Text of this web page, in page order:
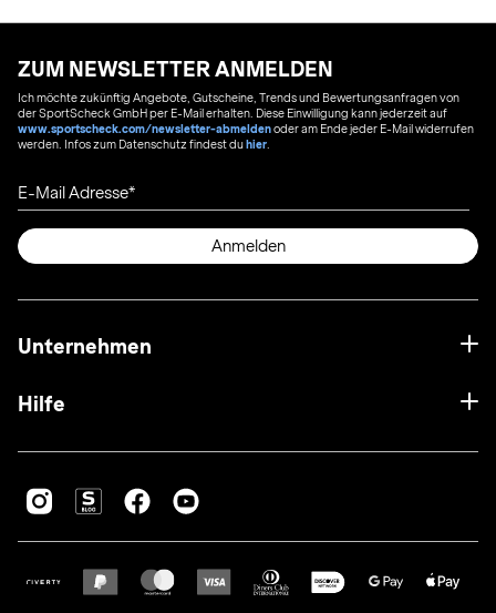
ZUM NEWSLETTER ANMELDEN
Ich möchte zukünftig Angebote, Gutscheine, Trends und Bewertungsanfragen von
der SportScheck GmbH per E-Mail erhalten. Diese Einwilligung kann jederzeit auf
www.sportscheck.com/newsletter-abmeldenoder am Ende jeder E-Mail widerrufen
werden. Infos zum Datenschutz findest duhier
E-Mail Adresse
Anmelden
Unternehmen
Hilfe